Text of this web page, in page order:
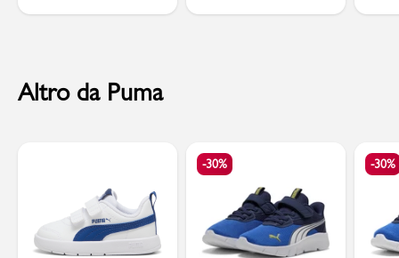
Altro da Puma
-30% -30%